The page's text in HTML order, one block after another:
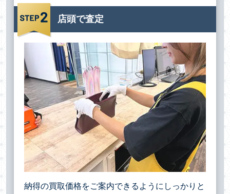
店頭で査定
納得の買取価格をご案内できるようにしっかりと